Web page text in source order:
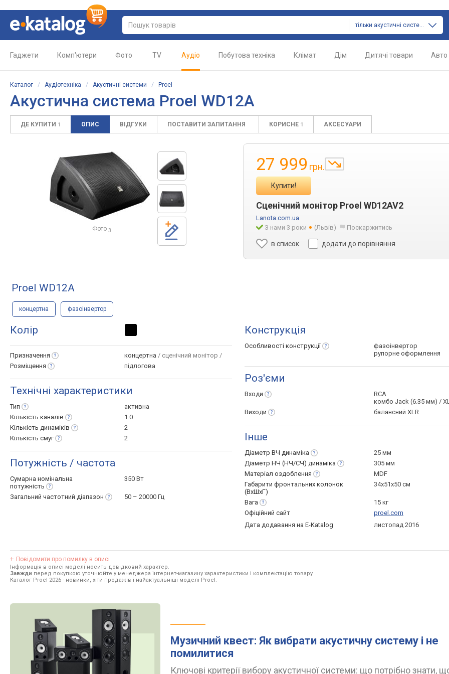
тільки акустичні системи
Гаджети Комп'ютери Фото TV Аудіо Побутова техніка Клімат Дім Дитячі товари Авто
Каталог / Аудіотехніка / Акустичні системи / Proel
Акустична система Proel WD12A
ДЕ КУПИТИ 1 ОПИС ВІДГУКИ ПОСТАВИТИ ЗАПИТАННЯ КОРИСНЕ 1 АКСЕСУАРИ
Фото 3
27 999 грн.
Купити!
Сценічний монітор Proel WD12AV2
Lanota.com.ua
З нами 3 роки
(Львів) Поскаржитись
в список додати до порівняння
Proel WD12A
концертна фазоінвертор
Колір
Призначення концертна / сценічний монітор /
Розміщення
підлогова
Технічні характеристики
Тип
активна
Кількість каналів
1.0
Кількість динаміків
2
Кількість смуг 2
Потужність / частота
Сумарна номінальна
потужність
350 Вт
Загальний частотний діапазон 50 – 20000 Гц
Конструкція
Особливості конструкції
фазоінвертор
рупорне оформлення
Роз'єми
Входи
RCA
комбо Jack (6.35 мм) /
Виходи
балансний XLR
Інше
Діаметр ВЧ динаміка
25 мм
Діаметр НЧ (НЧ/СЧ) динаміка
305 мм
Матеріал оздоблення
MDF
Габарити фронтальних колонок
(ВхШхГ)
34х51х50 см
Вага
15 кг
Офіційний сайт
proel.com
Дата додавання на E-Katalog
листопад 2016
Повідомити про помилку в описі
Інформація в описі моделі носить довідковий характер.
Завжди перед покупкою уточнюйте у менеджера інтернет-магазину характеристики і комплектацію товару
Каталог Proel 2026 - новинки, хіти продажів і найактуальніші моделі Proel.
Музичний квест: Як вибрати акустичну систему і не
помилитися
Ключові критерії вибору акустичної системи: що потрібно знати,